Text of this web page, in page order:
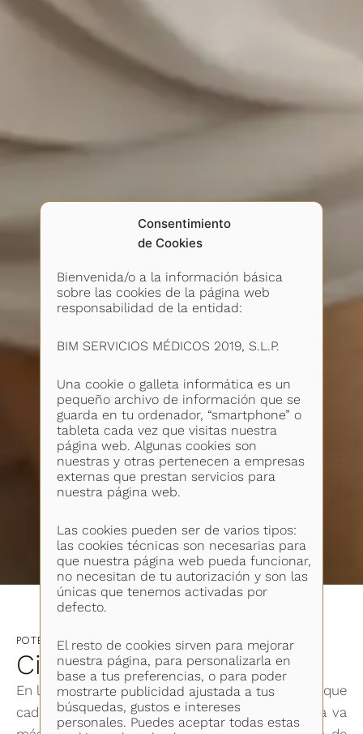
Consentimiento
de Cookies
Bienvenida/o a la información básica
sobre las cookies de la página web
responsabilidad de la entidad:
BIM SERVICIOS MÉDICOS 2019, S.L.P.
Una cookie o galleta informática es un
pequeño archivo de información que se
guarda en tu ordenador, “smartphone” o
tableta cada vez que visitas nuestra
página web. Algunas cookies son
nuestras y otras pertenecen a empresas
externas que prestan servicios para
nuestra página web.
Las cookies pueden ser de varios tipos:
las cookies técnicas son necesarias para
que nuestra página web pueda funcionar,
no necesitan de tu autorización y son las
únicas que tenemos activadas por
defecto.
El resto de cookies sirven para mejorar
nuestra página, para personalizarla en
base a tus preferencias, o para poder
mostrarte publicidad ajustada a tus
búsquedas, gustos e intereses
personales. Puedes aceptar todas estas
POTENCIA TU CUERPO
Cirugía corporal
En la Clínica del Dr. Felipe Castillo, entendemos que
cada cuerpo es único y que la armonía estética va